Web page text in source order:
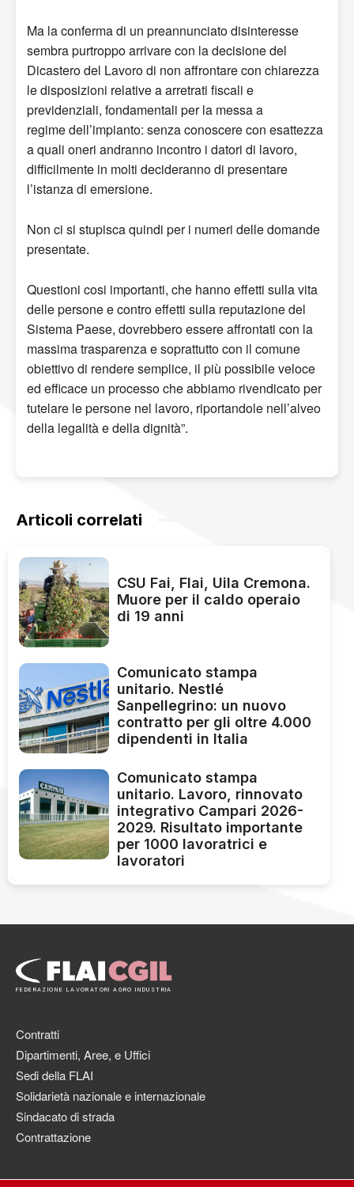
Ma la conferma di un preannunciato disinteresse
sembra purtroppo arrivare con la decisione del
Dicastero del Lavoro di non affrontare con chiarezza
le disposizioni relative a arretrati fiscali e
previdenziali, fondamentali perla messa a
regimedell’impianto: senza conoscere con esattezza
a quali oneri andranno incontro i datori di lavoro,
difficilmente in molti decideranno di presentare
l’istanza di emersione.
Non ci si stupisca quindi per i numeri delle domande
presentate.
Questioni cosi importanti, che hanno effetti sulla vita
delle persone e contro effetti sulla reputazione del
Sistema Paese, dovrebbero essere affrontati con la
massima trasparenza e soprattutto con il comune
obiettivo di rendere semplice, il più possibile veloce
ed efficace un processo che abbiamo rivendicato per
tutelare le persone nel lavoro, riportandole nell’alveo
della legalità e della dignità”.
Articoli correlati
CSU Fai, Flai, Uila Cremona.
Muore per il caldo operaio
di 19 anni
Comunicato stampa
unitario. Nestlé
Sanpellegrino: un nuovo
contratto per gli oltre 4.000
dipendenti in Italia
Comunicato stampa
unitario. Lavoro, rinnovato
integrativo Campari 2026-
2029. Risultato importante
per 1000 lavoratrici e
lavoratori
FEDERAZIONE LAVORATORI AGRO INDUSTRIA
Contratti
Dipartimenti, Aree, e Uffici
Sedi della FLAI
Solidarietà nazionale e internazionale
Sindacato di strada
Contrattazione